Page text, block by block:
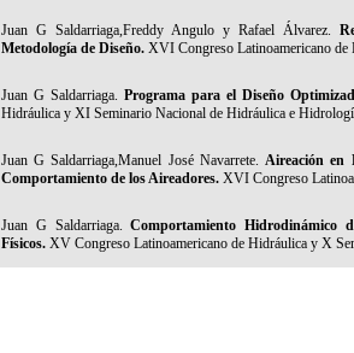
Juan G Saldarriaga,Freddy Angulo y Rafael Álvarez.
Metodología de Diseño. XVI Congreso Latinoamericano
Juan G Saldarriaga. Programa para el Diseño
Hidráulica y XI Seminario Nacional de Hidráulica e
Juan G Saldarriaga,Manuel José Navarrete.Aireación en
Comportamiento de los Aireadores. XVI Congreso
Juan G Saldarriaga. Comportamiento Hidrodinámico
Físicos. XV Congreso Latinoamericano de Hidráulica y X